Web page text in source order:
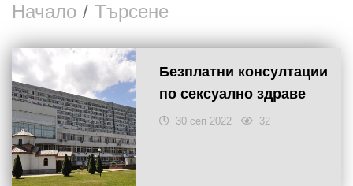
Начало Търсене
Безплатни консултации
по сексуално здраве
30 сеп 2022 32